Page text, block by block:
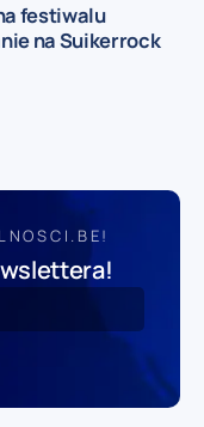
festiwalu
na Suikerrock